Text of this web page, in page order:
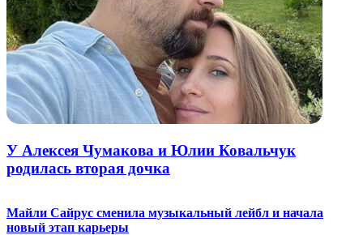
У Алексея Чумакова и Юлии Ковальчук
родилась вторая дочка
Майли Сайрус сменила музыкальный лейбл и начала
новый этап карьеры